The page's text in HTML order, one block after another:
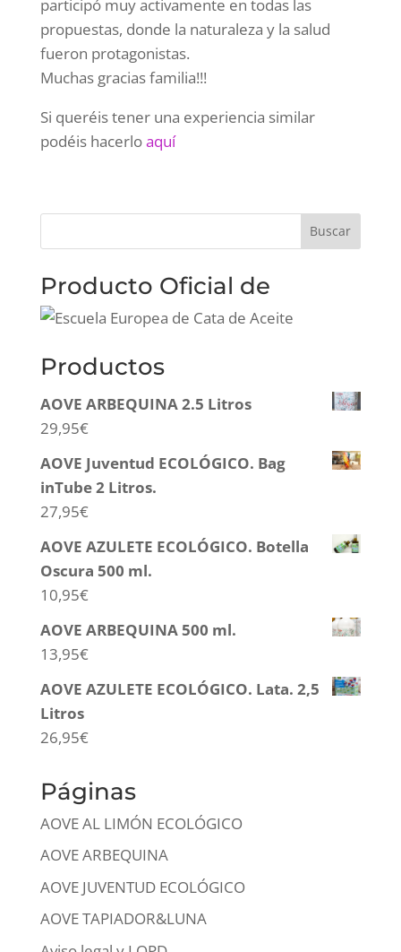
participó muy activamente en todas las
propuestas, donde la naturaleza y la salud
fueron protagonistas.
Muchas gracias familia!!!
Si queréis tener una experiencia similar
podéis hacerloaquí
Producto Oficial de
Productos
AOVE ARBEQUINA 2.5 Litros
29,95€
AOVE Juventud ECOLÓGICO. Bag
inTube 2 Litros.
27,95€
AOVE AZULETE ECOLÓGICO. Botella
Oscura 500 ml.
10,95€
AOVE ARBEQUINA 500 ml.
13,95€
AOVE AZULETE ECOLÓGICO. Lata. 2,5
Litros
26,95€
Páginas
AOVE AL LIMÓN ECOLÓGICO
AOVE ARBEQUINA
AOVE JUVENTUD ECOLÓGICO
AOVE TAPIADOR&LUNA